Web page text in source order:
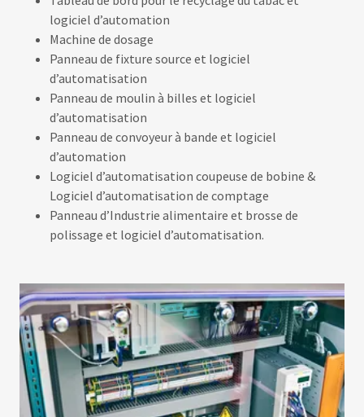
logiciel d’automation
Machine de dosage
Panneau de fixture source et logiciel
d’automatisation
Panneau de moulin à billes et logiciel
d’automatisation
Panneau de convoyeur à bande et logiciel
d’automation
Logiciel d’automatisation coupeuse de bobine &
Logiciel d’automatisation de comptage
Panneau d’Industrie alimentaire et brosse de
polissage et logiciel d’automatisation.